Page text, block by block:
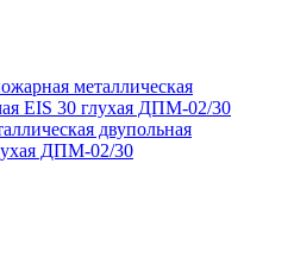
двупольная
ДПМ-02/30